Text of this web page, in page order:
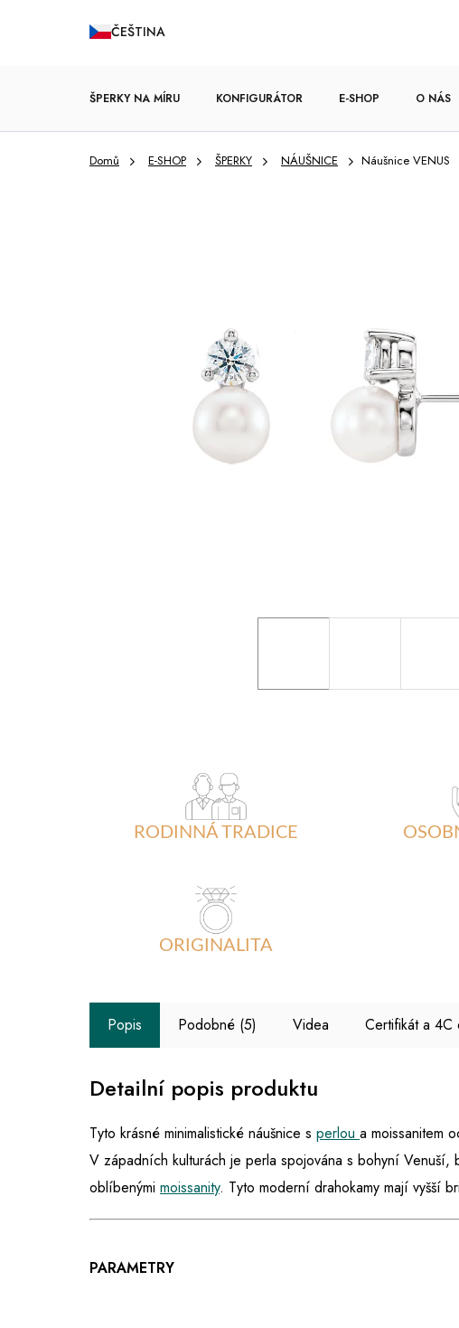
ČEŠTINA
ŠPERKY NA MÍRU KONFIGURÁTOR E-SHOP
ZÁSNUBNÍ PRSTENY
O NÁS
Domů E-SHOP ŠPERKY NÁUŠNICE Náušnice VENUS
RODINNÁ TRADICE
ORIGINALITA
Popis Podobné (5) Videa Certifikát a 4C
Detailní popis produktu
Tyto krásné minimalistické náušnice s perlou a moissanitem
V západních kulturách je perla spojována s bohyní Venuší,
oblíbenými moissanity. Tyto moderní drahokamy mají vyšší
PARAMETRY